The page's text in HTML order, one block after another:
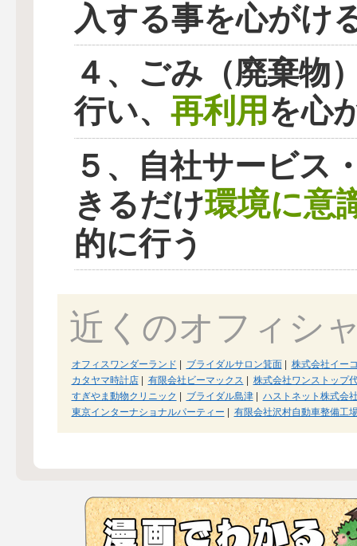
入する事を心がけ
４、ごみ（廃棄物
行い、 再利用を心
５、自社サービス
きるだけ環境に意
的に行う
近くのオフィシ
オフィスワンダーランド ブライダルサロン箕面|
株式会社イー
カタヤマ時計店| 有限会社ビーマックス
株式会社ワンストップ
すぎやま動物クリニック
ブライダル島津|
ハストネット株式会
東京インターナショナルパーティー
有限会社沢村自動車整備工